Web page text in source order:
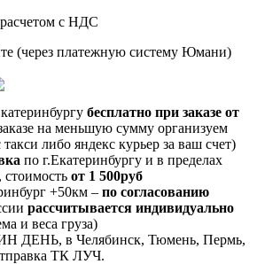
с НДС
(через платежную систему Юмани)
бесплатно при заказе от
на меньшую сумму организуем
такси либо яндекс курьер за ваш счет)
по г.Екатеринбургу и в пределах
от 1 500руб
+50км – по согласованию
рассчитывается индивидуально
и веса груза)
ДЕНЬ, в Челябинск, Тюмень, Пермь,
ТК ЛУЧ.